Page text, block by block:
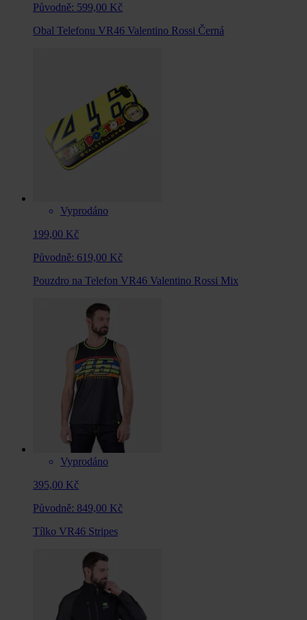
Původně: 599,00 Kč
Obal Telefonu VR46 Valentino Rossi Černá
Vyprodáno
199,00 Kč
Původně: 619,00 Kč
Pouzdro na Telefon VR46 Valentino Rossi Mix
Vyprodáno
395,00 Kč
Původně: 849,00 Kč
Tílko VR46 Stripes